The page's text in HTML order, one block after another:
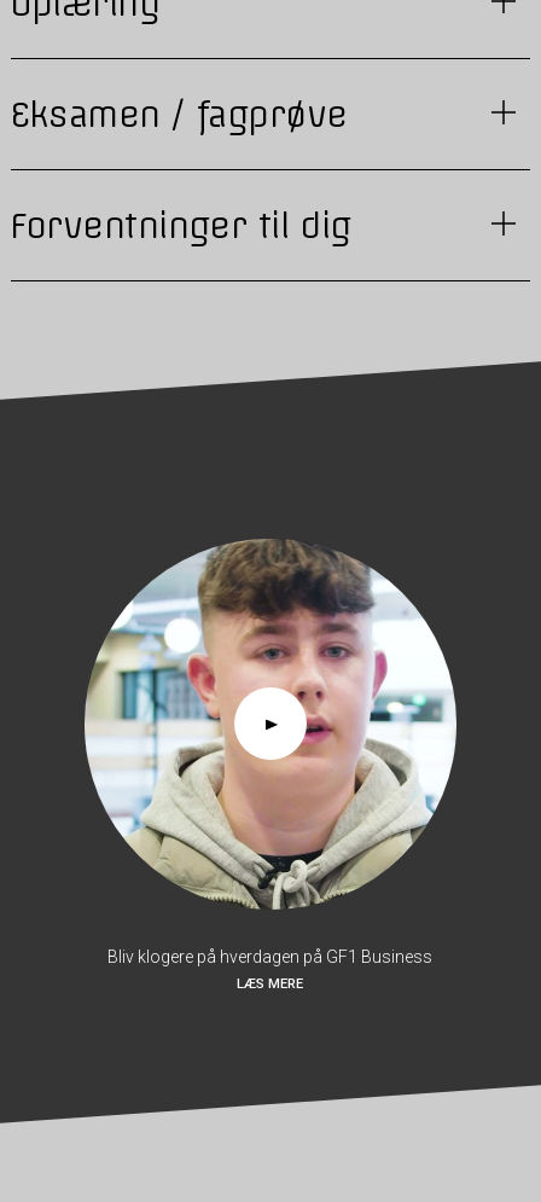
Eksamen / fagprøve
Forventninger til dig
Bliv klogere på hverdagen på GF1 Business
LÆS MERE